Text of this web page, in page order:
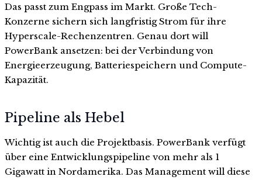
Das passt zum Engpass im Markt. Große Tech-
Konzerne sichern sich langfristig Strom für ihre
Hyperscale-Rechenzentren. Genau dort will
PowerBank ansetzen: bei der Verbindung von
Energieerzeugung, Batteriespeichern und Compute-
Kapazität.
Pipeline als Hebel
Wichtig ist auch die Projektbasis. PowerBank verfügt
über eine Entwicklungspipeline von mehr als 1
Gigawatt in Nordamerika. Das Management will diese